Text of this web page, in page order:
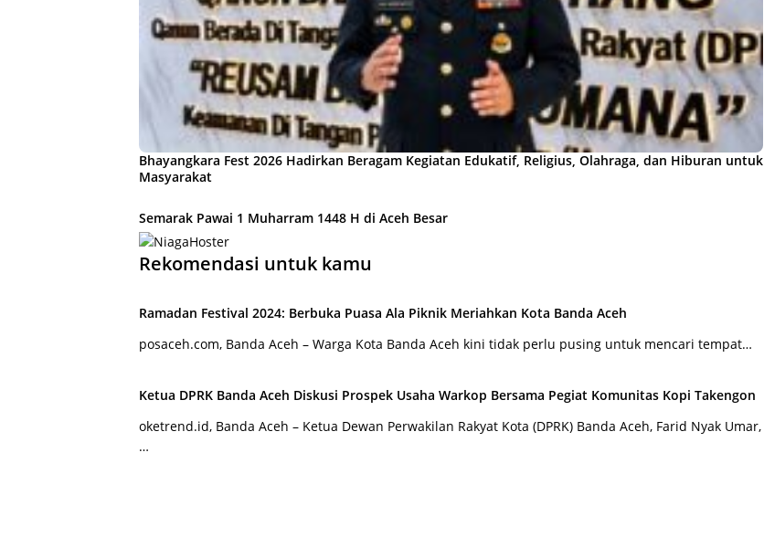
Bhayangkara Fest 2026 Hadirkan Beragam Kegiatan Edukatif, Religius, Olahraga, dan Hiburan untuk
Masyarakat
Semarak Pawai 1 Muharram 1448 H di Aceh Besar
Rekomendasi untuk kamu
Ramadan Festival 2024: Berbuka Puasa Ala Piknik Meriahkan Kota Banda Aceh
posaceh.com, Banda Aceh – Warga Kota Banda Aceh kini tidak perlu pusing untuk mencari tempat…
Ketua DPRK Banda Aceh Diskusi Prospek Usaha Warkop Bersama Pegiat Komunitas Kopi Takengon
oketrend.id, Banda Aceh – Ketua Dewan Perwakilan Rakyat Kota (DPRK) Banda Aceh, Farid Nyak Umar,
…